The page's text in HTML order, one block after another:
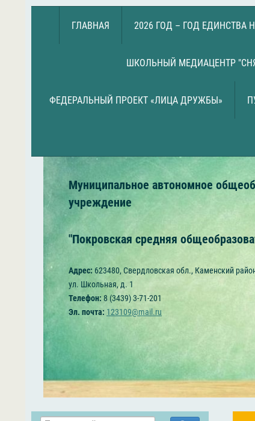
ГЛАВНАЯ 2026 ГОД – ГОД ЕДИНСТВА
ШКОЛЬНЫЙ МЕДИАЦЕНТР
ФЕДЕРАЛЬНЫЙ ПРОЕКТ «ЛИЦА ДРУЖБЫ»
Муниципальное автономное
учреждение
"Покровская средняя
Адрес: 623480, Свердловская обл., Каменский
ул. Школьная, д. 1
Телефон: 8 (3439) 3-71-201
Эл. почта: 123109@mail.ru